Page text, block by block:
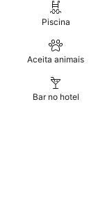
Piscina
Aceita animais
Bar no hotel